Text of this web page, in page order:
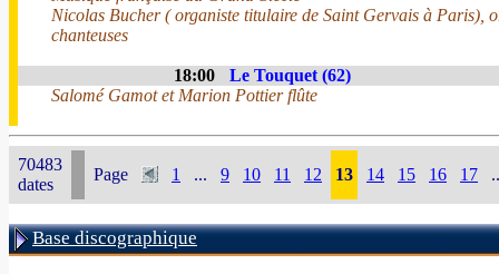
Nicolas Bucher ( organiste titulaire de Saint Gervais à Paris),
chanteuses
18:00
Le Touquet (62)
Salomé Gamot et Marion Pottier flûte
70483
dates
Page 1 ... 9 10 11 12 13 14 15 16 17
Base discographique